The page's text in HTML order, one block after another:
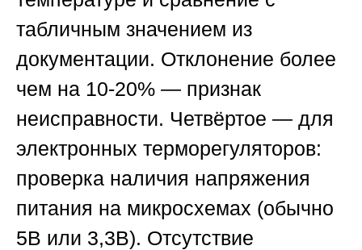
табличным значением из
документации. Отклонение более
чем на 10-20% — признак
неисправности. Четвёртое — для
электронных терморегуляторов:
проверка наличия напряжения
питания на микросхемах (обычно
5В или 3,3В). Отсутствие